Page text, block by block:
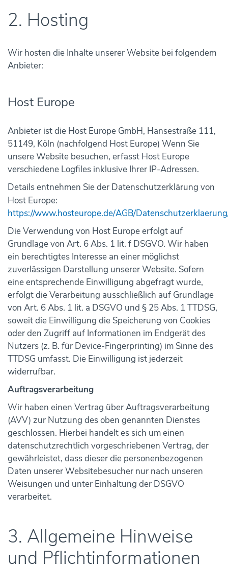
2. Hosting
Wir hosten die Inhalte unserer Website bei folgendem
Anbieter:
Host Europe
Anbieter ist die Host Europe GmbH, Hansestraße 111,
51149, Köln (nachfolgend Host Europe) Wenn Sie
unsere Website besuchen, erfasst Host Europe
verschiedene Logfiles inklusive Ihrer IP-Adressen.
Details entnehmen Sie der Datenschutzerklärung von
Host Europe:
https://www.hosteurope.de/AGB/
Die Verwendung von Host Europe erfolgt auf
Grundlage von Art. 6 Abs. 1 lit. f DSGVO. Wir haben
ein berechtigtes Interesse an einer möglichst
zuverlässigen Darstellung unserer Website. Sofern
eine entsprechende Einwilligung abgefragt wurde,
erfolgt die Verarbeitung ausschließlich auf Grundlage
von Art. 6 Abs. 1 lit. a DSGVO und § 25 Abs. 1 TTDSG,
soweit die Einwilligung die Speicherung von Cookies
oder den Zugriff auf Informationen im Endgerät des
Nutzers (z. B. für Device-Fingerprinting) im Sinne des
TTDSG umfasst. Die Einwilligung ist jederzeit
widerrufbar.
Auftragsverarbeitung
Wir haben einen Vertrag über Auftragsverarbeitung
(AVV) zur Nutzung des oben genannten Dienstes
geschlossen. Hierbei handelt es sich um einen
datenschutzrechtlich vorgeschriebenen Vertrag, der
gewährleistet, dass dieser die personenbezogenen
Daten unserer Websitebesucher nur nach unseren
Weisungen und unter Einhaltung der DSGVO
verarbeitet.
3. Allgemeine Hinweise
und Pflicht­informationen